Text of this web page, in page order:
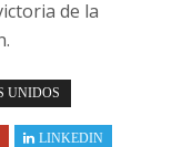
de la
UNIDOS
LINKEDIN